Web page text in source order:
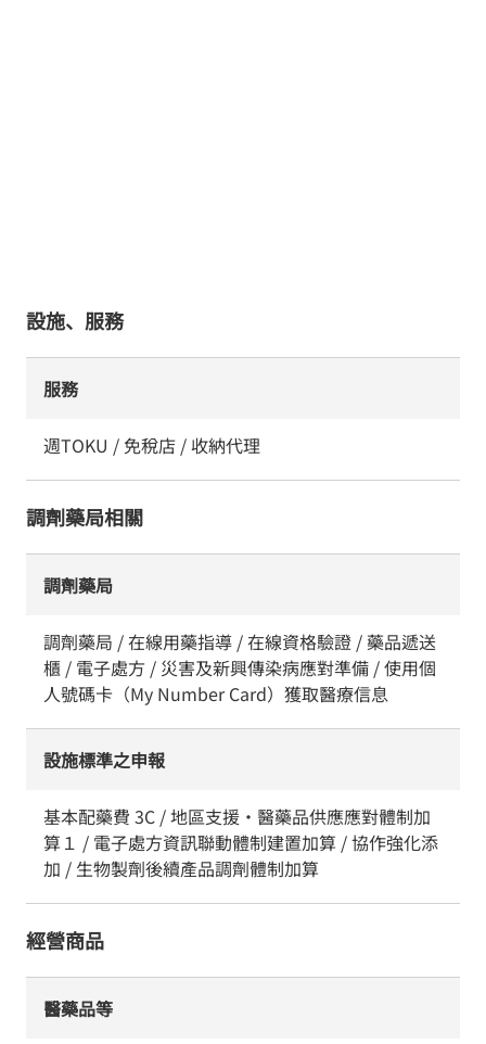
設施、服務
服務
週TOKU / 免稅店 / 收納代理
調劑藥局相關
調劑藥局
調劑藥局 / 在線用藥指導 / 在線資格驗證 / 藥品遞送
櫃 / 電子處方 / 災害及新興傳染病應對準備 / 使用個
人號碼卡（My Number Card）獲取醫療信息
設施標準之申報
基本配藥費 3C / 地區支援・醫藥品供應應對體制加
算１ / 電子處方資訊聯動體制建置加算 / 協作強化添
加 / 生物製劑後續產品調劑體制加算
經營商品
醫藥品等